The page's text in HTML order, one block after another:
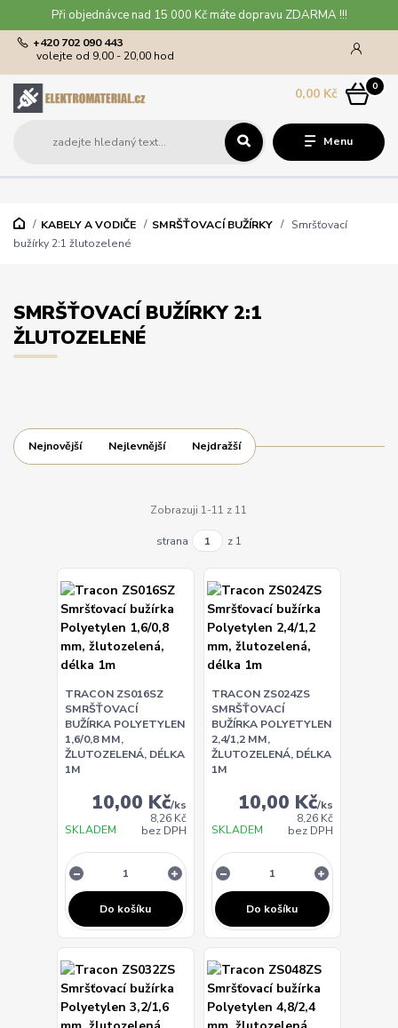
Při objednávce nad 15 000 Kč máte dopravu ZDARMA !!!
Menu
+420 702 090 443
volejte od 9,00 - 20,00 hod
0
0,00 Kč
KABELY A VODIČE SMRŠŤOVACÍ BUŽÍRKY
Smršťovací
bužírky 2:1 žlutozelené
SMRŠŤOVACÍ BUŽÍRKY 2:1
ŽLUTOZELENÉ
Nejnovější Nejlevnější Nejdražší
Zobrazuji 1-11 z 11
strana z 1
TRACON ZS016SZ
SMRŠŤOVACÍ
BUŽÍRKA POLYETYLEN
1,6/0,8 MM,
ŽLUTOZELENÁ, DÉLKA
1M
10,00 Kč/ks
8,26 Kč
bez DPH
SKLADEM
Do košíku
TRACON ZS024ZS
SMRŠŤOVACÍ
BUŽÍRKA POLYETYLEN
2,4/1,2 MM,
ŽLUTOZELENÁ, DÉLKA
1M
10,00 Kč/ks
8,26 Kč
bez DPH
SKLADEM
Do košíku